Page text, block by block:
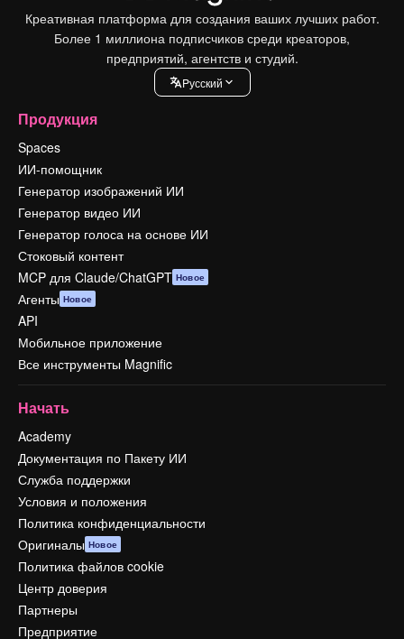
Креативная платформа для создания ваших лучших работ.
Более 1 миллиона подписчиков среди креаторов,
предприятий, агентств и студий.
Pусский
Продукция
Spaces
ИИ-помощник
Генератор изображений ИИ
Генератор видео ИИ
Генератор голоса на основе ИИ
Стоковый контент
MCP для Claude/ChatGPT Новое
Агенты Новое
API
Мобильное приложение
Все инструменты Magnific
Начать
Academy
Документация по Пакету ИИ
Служба поддержки
Условия и положения
Политика конфиденциальности
Оригиналы Новое
Политика файлов cookie
Центр доверия
Партнеры
Предприятие